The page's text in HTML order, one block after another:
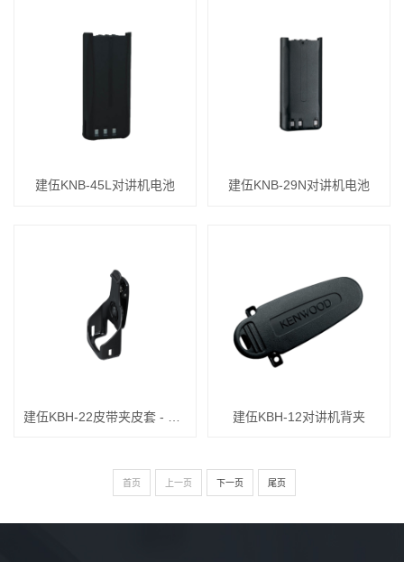
建伍KNB-45L对讲机电池 建伍KNB-29N对讲机电池
建伍KBH-12对讲机背夹
首页 上一页 下一页 尾页